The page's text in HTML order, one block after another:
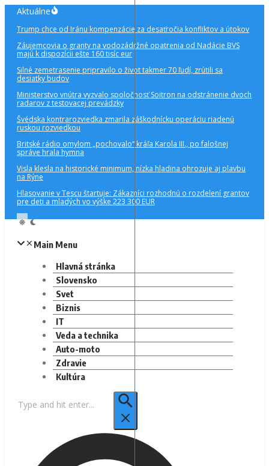
Preskočiť
obsah
Aktuálne
Trump chce od Iránu kompenzácie za desaťročia konfliktov a útokov
Záujemcovia o granty na vodozádržné opatrenia od Nadácie BVS
majú k dispozícii ešte 160 tisíc eur
Silné zemetrasenie pripravilo o život takmer 70 ľudí, zrútili sa
desiatky budov
Ministerstvo vnútra vyzvalo spoločnosť Soitron na odstránenie dvoch
radarov z testovacej prevádzky
Švédska kontrarozviedka zmarila záškodnícku operáciu riadenú
ruskou rozviedkou
Britské rádio omylom „pochovalo“ kráľa Karola III., po falošnej
správe hrala hymna
Visla klesla na historické minimum, nízka hladina ohrozuje aj plavbu
na Rýne
Hlasovanie v Tescu štartuje: Zákazníci rozhodnú o rozdelení grantov
pre deti a mladých vo výške 223 300 EUR
Main Menu
Hlavná stránka
Slovensko
Svet
Biznis
IT
Veda a technika
Auto-moto
Zdravie
Kultúra